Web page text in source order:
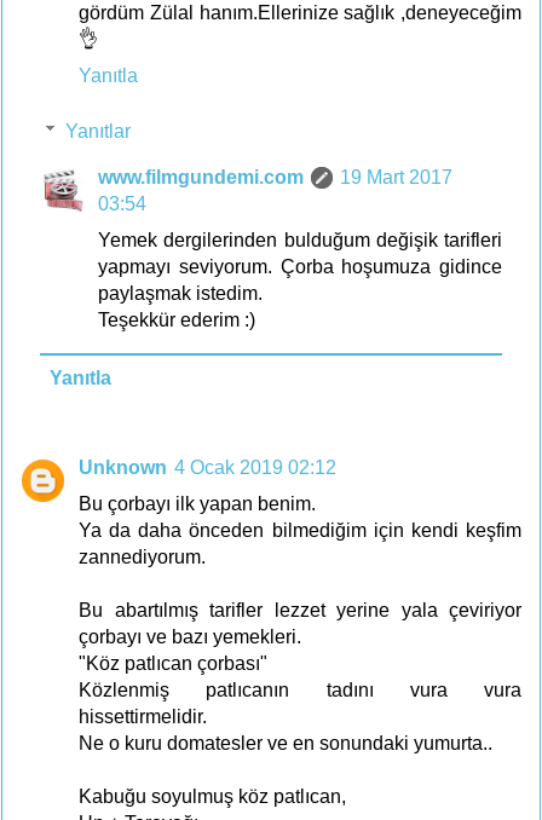
gördüm Zülal hanım.Ellerinize sağlık ,deneyeceğim
👌
Yanıtla
Yanıtlar
www.filmgundemi.com
19 Mart 2017
03:54
Yemek dergilerinden bulduğum değişik tarifleri
yapmayı seviyorum. Çorba hoşumuza gidince
paylaşmak istedim.
Teşekkür ederim :)
Yanıtla
Unknown 4 Ocak 2019 02:12
Bu çorbayı ilk yapan benim.
Ya da daha önceden bilmediğim için kendi keşfim
zannediyorum.
Bu abartılmış tarifler lezzet yerine yala çeviriyor
çorbayı ve bazı yemekleri.
"Köz patlıcan çorbası"
Közlenmiş patlıcanın tadını vura vura
hissettirmelidir.
Ne o kuru domatesler ve en sonundaki yumurta..
Kabuğu soyulmuş köz patlıcan,